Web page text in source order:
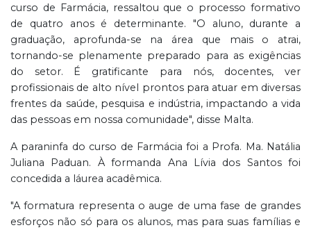
curso de Farmácia, ressaltou que o processo formativo
de quatro anos é determinante. "O aluno, durante a
graduação, aprofunda-se na área que mais o atrai,
tornando-se plenamente preparado para as exigências
do setor. É gratificante para nós, docentes, ver
profissionais de alto nível prontos para atuar em diversas
frentes da saúde, pesquisa e indústria, impactando a vida
das pessoas em nossa comunidade", disse Malta.
A paraninfa do curso de Farmácia foi a Profa. Ma. Natália
Juliana Paduan. À formanda Ana Lívia dos Santos foi
concedida a láurea acadêmica.
"A formatura representa o auge de uma fase de grandes
esforços não só para os alunos, mas para suas famílias e